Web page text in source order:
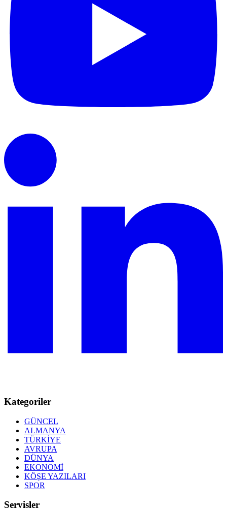
Kategoriler
GÜNCEL
ALMANYA
TÜRKİYE
AVRUPA
DÜNYA
EKONOMİ
KÖŞE YAZILARI
SPOR
Servisler